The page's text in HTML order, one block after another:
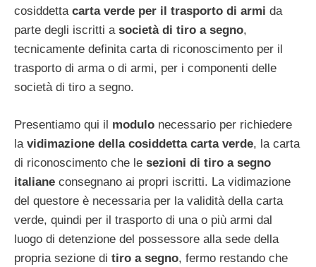
cosiddettacarta verde per il trasporto di armi da
parte degli iscritti asocietà di tiro a segno,
tecnicamente definita carta di riconoscimento per il
trasporto di arma o di armi, per i componenti delle
società di tiro a segno.
Presentiamo qui il modulo necessario per richiedere
lavidimazione della cosiddetta carta verde, la carta
di riconoscimento che le sezioni di tiro a segno
italiane consegnano ai propri iscritti. La vidimazione
del questore è necessaria per la validità della carta
verde, quindi per il trasporto di una o più armi dal
luogo di detenzione del possessore alla sede della
propria sezione di tiro a segno, fermo restando che